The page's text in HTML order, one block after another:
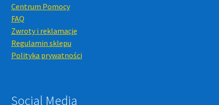
Centrum Pomocy
FAQ
Zwroty i reklamacje
Regulamin sklepu
Polityka prywatności
Social Media